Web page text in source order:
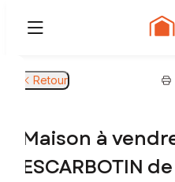
Retour
Maison à
ESCARBOTIN